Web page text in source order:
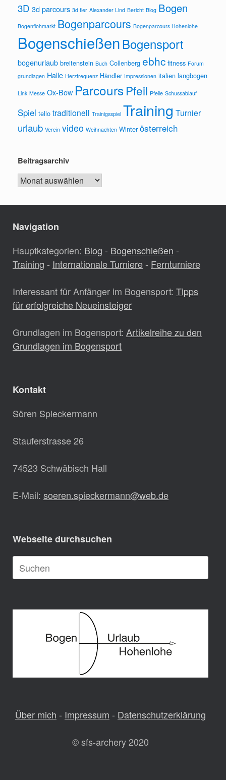
3D 3d parcours 3d tier Alexander Lind Bericht Blog Bogen
Bogenflohmarkt Bogenparcours Bogenparcours Hohenlohe
BogenschießenBogensport
bogenurlaub breitenstein Buch Collenberg ebhc fitness Forum
grundlagen Halle Herzfrequenz Händler Impressionen italien langbogen
Link Messe Ox-Bow Parcours Pfeil Pfeile Schussablauf
Spiel tello traditionell Trainigsspiel Training Turnier
urlaub Verein video Weihnachten Winter österreich
Beitragsarchiv
Beitragsarchiv
Navigation
Hauptkategorien: Blog - Bogenschießen -
Training - Internationale Turniere - Fernturniere
Interessant für Anfänger im Bogensport: Tipps
für erfolgreiche Neueinsteiger
Grundlagen im Bogensport: Artikelreihe zu den
Grundlagen im Bogensport
Kontakt
Sören Spieckermann
Stauferstrasse 26
74523 Schwäbisch Hall
E-Mail: soeren.spieckermann@web.de
Webseite durchsuchen
Suche
nach:
Über mich - Impressum - Datenschutzerklärung
© sfs-archery 2020